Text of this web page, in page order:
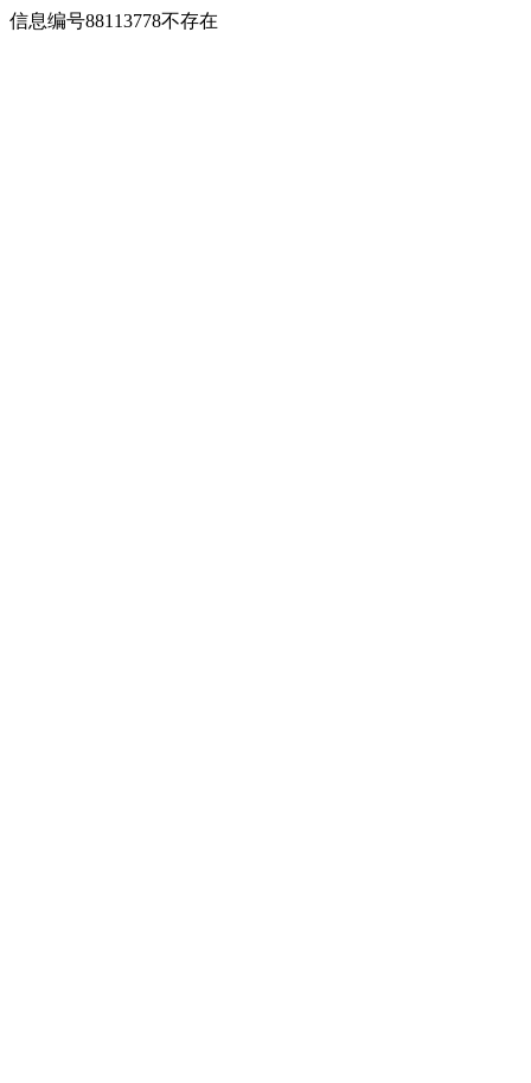
信息编号88113778不存在